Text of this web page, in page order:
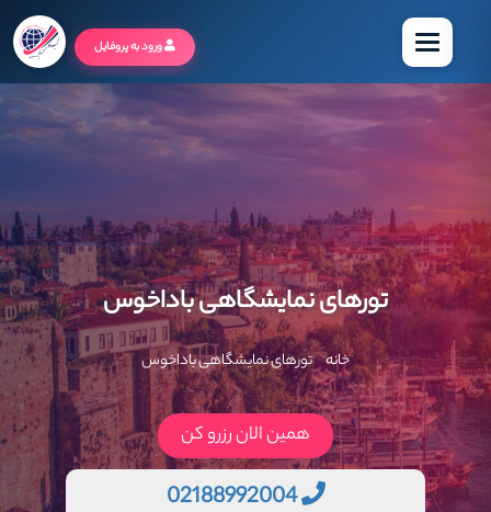
منو ورود به پروفایل
تورهای نمایشگاهی باداخوس
خانه تورهای نمایشگاهی باداخوس
همین الان رزرو کن
02188992004